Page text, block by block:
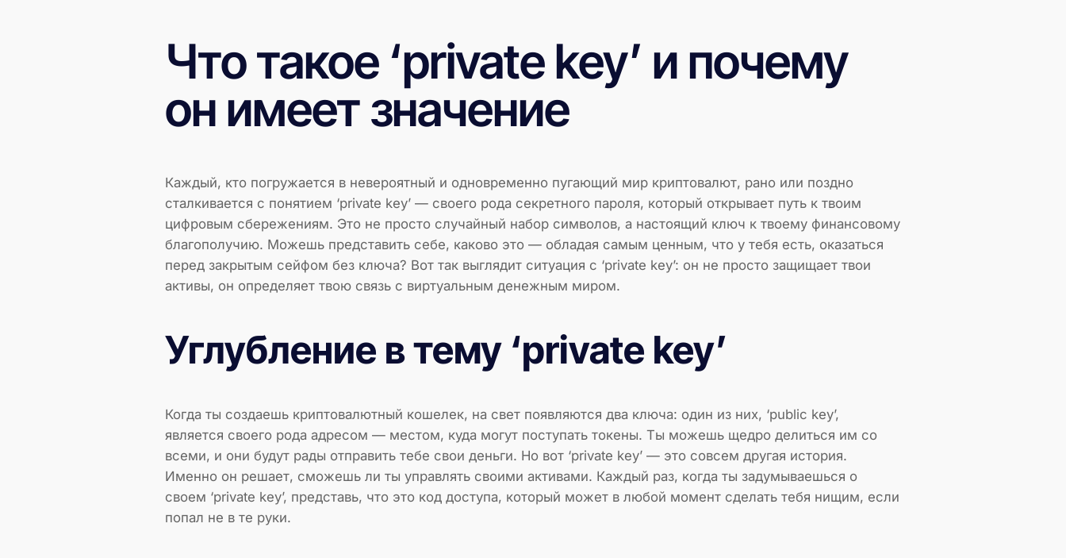
Что такое ‘private key’ и почему
он имеет значение
Каждый, кто погружается в невероятный и одновременно пугающий мир криптовалют, рано или поздно
сталкивается с понятием ‘private key’ — своего рода секретного пароля, который открывает путь к твоим
цифровым сбережениям. Это не просто случайный набор символов, а настоящий ключ к твоему финансовому
благополучию. Можешь представить себе, каково это — обладая самым ценным, что у тебя есть, оказаться
перед закрытым сейфом без ключа? Вот так выглядит ситуация с ‘private key’: он не просто защищает твои
активы, он определяет твою связь с виртуальным денежным миром.
Углубление в тему ‘private key’
Когда ты создаешь криптовалютный кошелек, на свет появляются два ключа: один из них, ‘public key’,
является своего рода адресом — местом, куда могут поступать токены. Ты можешь щедро делиться им со
всеми, и они будут рады отправить тебе свои деньги. Но вот ‘private key’ — это совсем другая история.
Именно он решает, сможешь ли ты управлять своими активами. Каждый раз, когда ты задумываешься о
своем ‘private key’, представь, что это код доступа, который может в любой момент сделать тебя нищим, если
попал не в те руки.